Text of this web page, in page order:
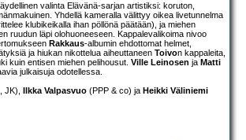
valinta Elävänä-sarjan artistiksi: koruton,
Yhdellä kameralla välittyy oikea livetunnelma
klubikeikalla ihan pöllönä päätään), ja miehen
ruudun läpi olohuoneeseen. Kappalevalikoima nivoo
Rakkaus-albumin ehdottomat helmet,
ja hiukan nikottelua aiheuttaneen Toivon kappaleita,
kuin entisen miehen pelihousut. Ville Leinosen ja Matti
julkaisuja odotellessa.
JK), Ilkka Valpasvuo (PPP & co) ja Heikki Väliniemi